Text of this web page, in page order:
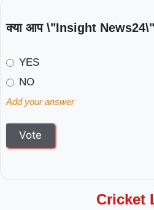
क्या आप \"Insight News24\"
YES
NO
Add your answer
Cricket